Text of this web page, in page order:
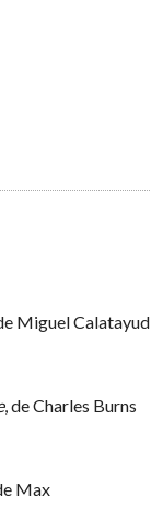
Miguel Calatayud
, de Charles Burns
Max